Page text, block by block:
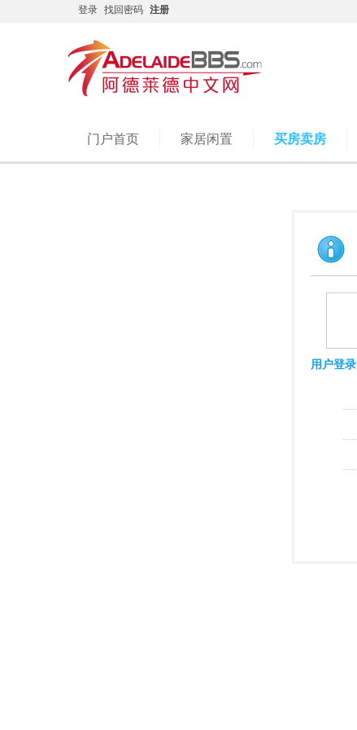
登录 找回密码 注册
门户首页 家居闲置 买房卖房
用户登录